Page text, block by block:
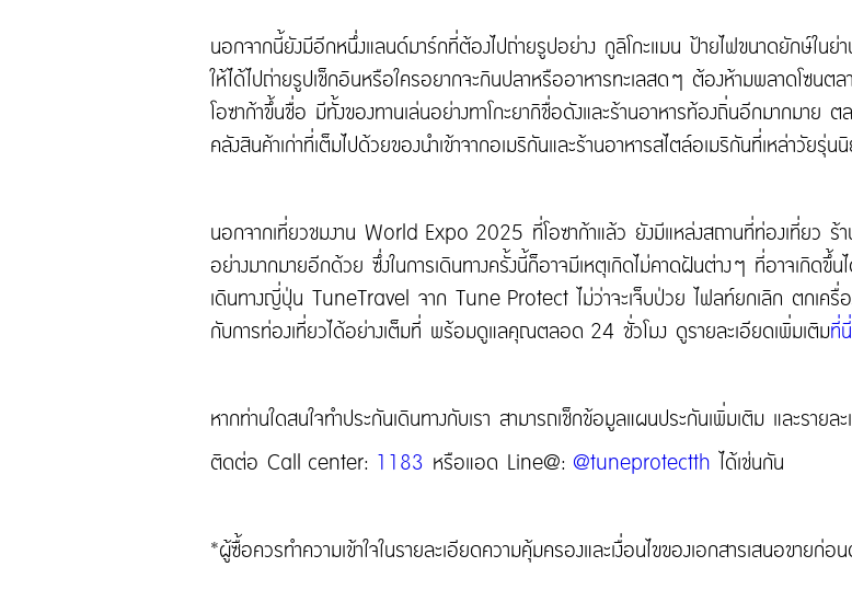
นอกจากนี้ยังมีอีกหนึ่งแลนด์มาร์กที่ต้องไปถ่ายรูปอย่าง กูลิโกะแมน ป้ายไฟขนาดยักษ์ในย่
ให้ได้ไปถ่ายรูปเช็กอินหรือใครอยากจะกินปลาหรืออาหารทะเลสดๆ ต้องห้ามพลาดโซนต
โอซาก้าขึ้นชื่อ มีทั้งของทานเล่นอย่างทาโกะยากิชื่อดังและร้านอาหารท้องถิ่นอีกมากมาย
คลังสินค้าเก่าที่เต็มไปด้วยของนำเข้าจากอเมริกันและร้านอาหารสไตล์อเมริกันที่เหล่าวัยรุ่น
นอกจากเที่ยวชมงาน World Expo 2025 ที่โอซาก้าแล้ว ยังมีแหล่งสถานที่ท่องเที่ยว ร้า
อย่างมากมายอีกด้วย ซึ่งในการเดินทางครั้งนี้ก็อาจมีเหตุเกิดไม่คาดฝันต่างๆ ที่อาจเกิดขึ้
เดินทางญี่ปุ่น TuneTravel จาก Tune Protect ไม่ว่าจะเจ็บป่วย ไฟลท์ยกเลิก ตกเค
กับการท่องเที่ยวได้อย่างเต็มที่ พร้อมดูแลคุณตลอด 24 ชั่วโมง ดูรายละเอียดเพิ่มเติมที่นี่
หากท่านใดสนใจทำประกันเดินทางกับเรา สามารถเช็กข้อมูลแผนประกันเพิ่มเติม และรายล
ติดต่อ Call center: 1183 หรือแอด Line@: @tuneprotectth ได้เช่นกัน
*ผู้ซื้อควรทำความเข้าใจในรายละเอียดความคุ้มครองและเงื่อนไขของเอกสารเสนอขาย